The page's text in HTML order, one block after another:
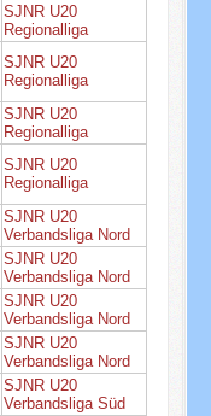
SJNR U20
Regionalliga
SJNR U20
Regionalliga
SJNR U20
Regionalliga
SJNR U20
Regionalliga
SJNR U20
Verbandsliga Nord
SJNR U20
Verbandsliga Nord
SJNR U20
Verbandsliga Nord
SJNR U20
Verbandsliga Nord
SJNR U20
Verbandsliga Süd